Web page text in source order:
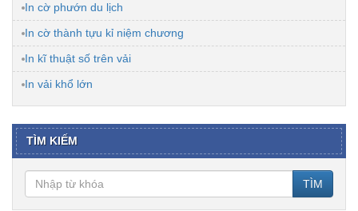
In cờ phướn du lịch
In cờ thành tựu kỉ niệm chương
In kĩ thuật số trên vải
In vải khổ lớn
TÌM KIẾM
TÌM